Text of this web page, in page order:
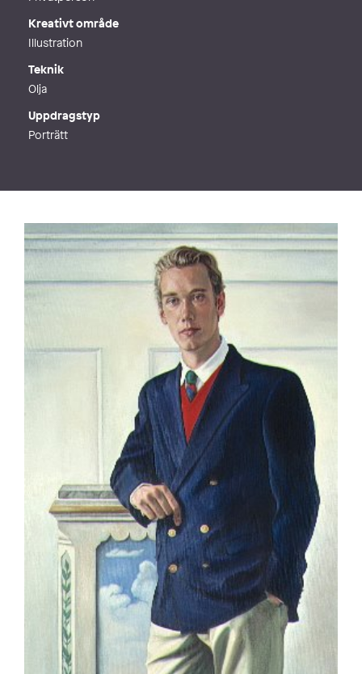
Kreativt område
Illustration
Teknik
Olja
Uppdragstyp
Porträtt